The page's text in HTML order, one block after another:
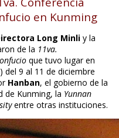
en Kunming
Long Minli y la
de la 11va.
que tuvo lugar en
del 9 al 11 de diciembre
Hanban, el gobierno de la
de Kunming, la Yunnan
entre otras instituciones.